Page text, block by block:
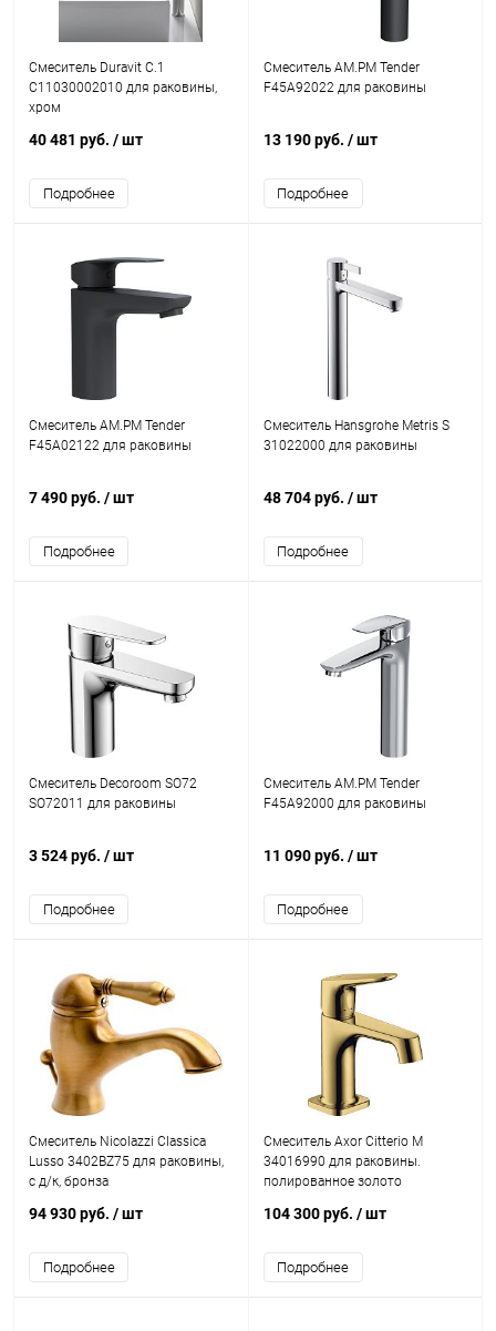
Смеситель Duravit C.1
C11030002010 для раковины,
хром
40 481 руб. / шт
Подробнее
Смеситель AM.PM Tender
F45A92022 для раковины
13 190 руб. / шт
Подробнее
Смеситель AM.PM Tender
F45A02122 для раковины
7 490 руб. / шт
Подробнее
Смеситель Hansgrohe Metris S
31022000 для раковины
48 704 руб. / шт
Подробнее
Смеситель Decoroom SO72
SO72011 для раковины
3 524 руб. / шт
Подробнее
Смеситель AM.PM Tender
F45A92000 для раковины
11 090 руб. / шт
Подробнее
Смеситель Nicolazzi Classica
Lusso 3402BZ75 для раковины,
с д/к, бронза
94 930 руб. / шт
Подробнее
Смеситель Axor Citterio M
34016990 для раковины.
полированное золото
104 300 руб. / шт
Подробнее